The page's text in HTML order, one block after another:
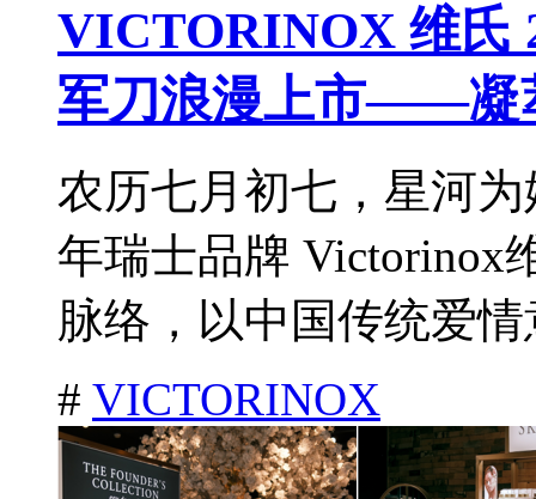
VICTORINOX 维氏
军刀浪漫上市——凝
农历七月初七，星河
年瑞士品牌 Victorinox
脉络，以中国传统爱情
# VICTORINOX